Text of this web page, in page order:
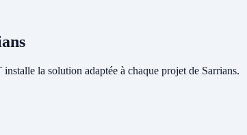
la solution adaptée à chaque projet de Sarrians.